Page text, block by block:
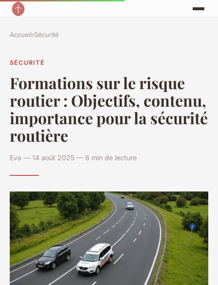
Accueil›Sécurité
SÉCURITÉ
Formations sur le risque
routier : Objectifs, contenu,
importance pour la sécurité
routière
Eva — 14 août 2025 — 6 min de lecture